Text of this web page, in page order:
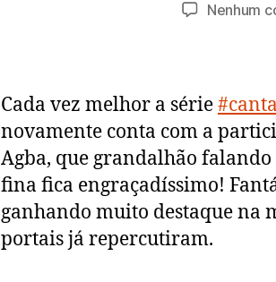
Nenhum
Cada vez melhor a série
novamente conta com a
Agba, que grandalhão falando
fina fica engraçadíssimo!
ganhando muito destaque na
portais já repercutiram.